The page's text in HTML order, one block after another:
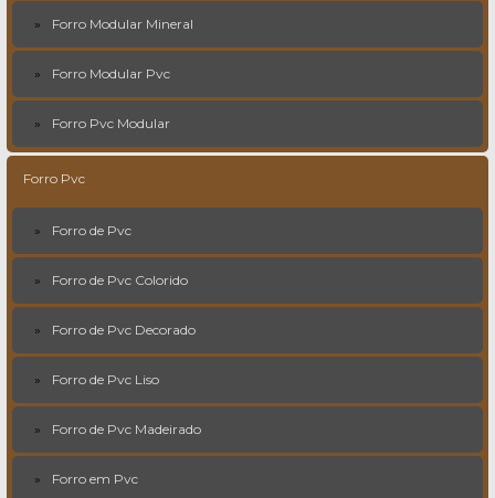
Forro Modular Mineral
Forro Modular Pvc
Forro Pvc Modular
Forro Pvc
Forro de Pvc
Forro de Pvc Colorido
Forro de Pvc Decorado
Forro de Pvc Liso
Forro de Pvc Madeirado
Forro em Pvc